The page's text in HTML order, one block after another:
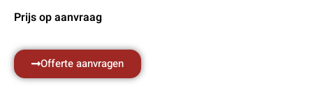
Prijs op aanvraag
Offerte aanvragen